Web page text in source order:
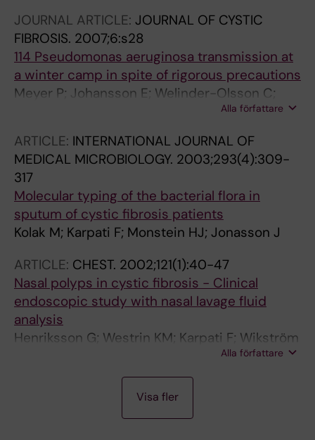
JOURNAL ARTICLE: JOURNAL OF CYSTIC
FIBROSIS. 2007;6:s28
114 Pseudomonas aeruginosa transmission at
a winter camp in spite of rigorous precautions
Meyer P; Johansson E; Welinder-Olsson C;
Alla författare
ARTICLE: INTERNATIONAL JOURNAL OF
MEDICAL MICROBIOLOGY. 2003;293(4):309-
317
Molecular typing of the bacterial flora in
sputum of cystic fibrosis patients
Kolak M; Karpati F; Monstein HJ; Jonasson J
ARTICLE: CHEST. 2002;121(1):40-47
Nasal polyps in cystic fibrosis - Clinical
endoscopic study with nasal lavage fluid
analysis
Henriksson G; Westrin KM; Karpati F; Wikström
Alla författare
Visa fler